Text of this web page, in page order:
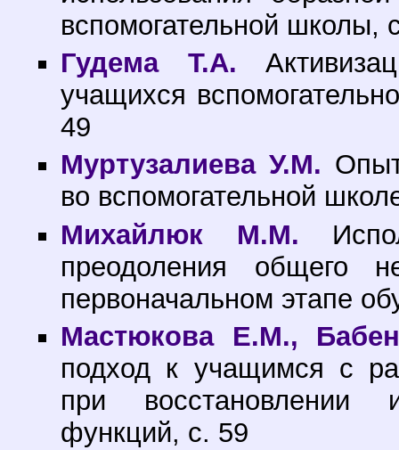
вспомогательной школы,
Гудема Т.А.
учащихся
49
Муртузалиева У.М.
во вспомогательной
Михайлюк М.М.
преодоления общего
первоначальном этапе
Мастюкова Е.М.,
подход к учащимся с
при восстановлении
функций, с. 59